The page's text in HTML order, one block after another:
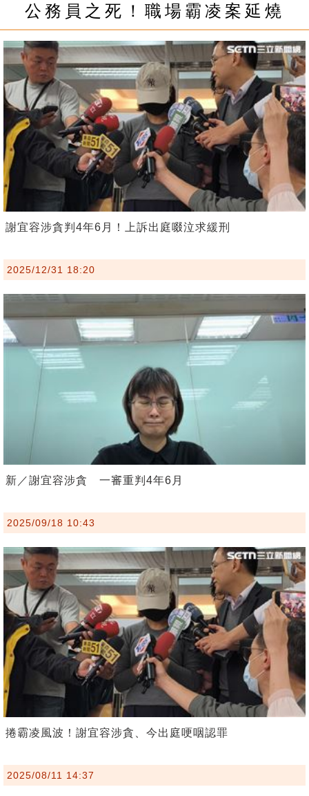
公務員之死！職場霸凌案延燒
謝宜容涉貪判4年6月！上訴出庭啜泣求緩刑
2025/12/31 18:20
新／謝宜容涉貪 一審重判4年6月
2025/09/18 10:43
捲霸凌風波！謝宜容涉貪、今出庭哽咽認罪
2025/08/11 14:37